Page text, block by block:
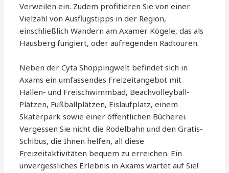
Verweilen ein. Zudem profitieren Sie von einer
Vielzahl von Ausflugstipps in der Region,
einschließlich Wandern am Axamer Kögele, das als
Hausberg fungiert, oder aufregenden Radtouren.
Neben der Cyta Shoppingwelt befindet sich in
Axams ein umfassendes Freizeitangebot mit
Hallen- und Freischwimmbad, Beachvolleyball-
Plätzen, Fußballplätzen, Eislaufplatz, einem
Skaterpark sowie einer öffentlichen Bücherei.
Vergessen Sie nicht die Rodelbahn und den Gratis-
Schibus, die Ihnen helfen, all diese
Freizeitaktivitäten bequem zu erreichen. Ein
unvergessliches Erlebnis in Axams wartet auf Sie!